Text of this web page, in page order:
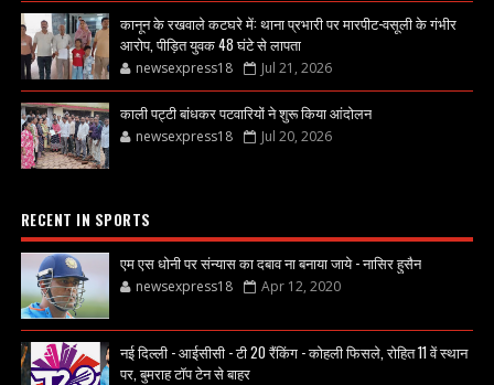
कानून के रखवाले कटघरे में: थाना प्रभारी पर मारपीट-वसूली के गंभीर
आरोप, पीड़ित युवक 48 घंटे से लापता
newsexpress18 Jul 21, 2026
काली पट्टी बांधकर पटवारियों ने शुरू किया आंदोलन
newsexpress18 Jul 20, 2026
RECENT IN SPORTS
एम एस धोनी पर संन्यास का दबाव ना बनाया जाये - नासिर हुसैन
newsexpress18 Apr 12, 2020
नई दिल्ली - आईसीसी - टी 20 रैंकिंग - कोहली फिसले, रोहित 11 वें स्थान
पर, बुमराह टॉप टेन से बाहर